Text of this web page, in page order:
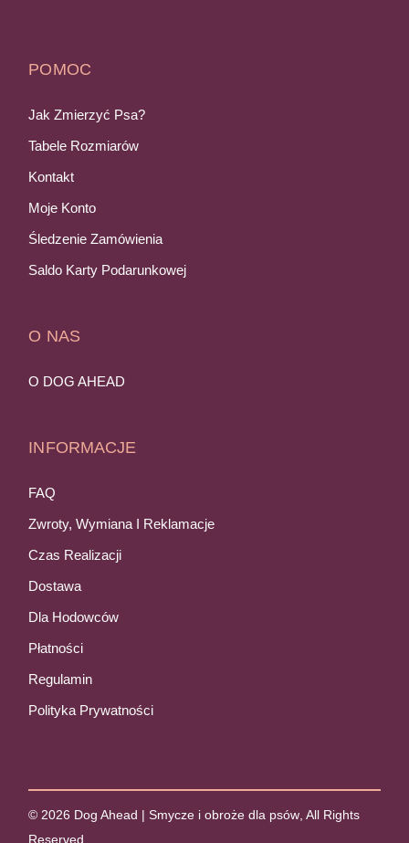
POMOC
Jak Zmierzyć Psa?
Tabele Rozmiarów
Kontakt
Moje Konto
Śledzenie Zamówienia
Saldo Karty Podarunkowej
O NAS
O DOG AHEAD
INFORMACJE
FAQ
Zwroty, Wymiana I Reklamacje
Czas Realizacji
Dostawa
Dla Hodowców
Płatności
Regulamin
Polityka Prywatności
© 2026 Dog Ahead | Smycze i obroże dla psów , All Rights
Reserved